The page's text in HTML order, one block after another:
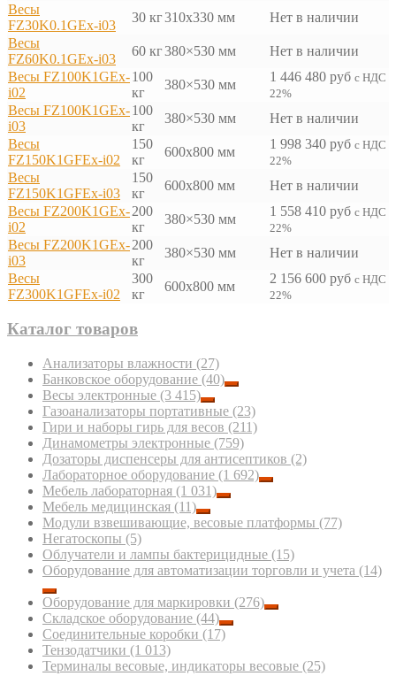
Весы
FZ30K0.1GEx-i03
30 кг310х330 мм
Нет в наличии
Весы
FZ60K0.1GEx-i03
60 кг380×530 мм
Нет в наличии
Весы FZ100K1GEx-
i02
100
кг
380×530 мм
1 446 480 руб с НДС
22%
Весы FZ100K1GEx-
i03
100
кг
380×530 мм
Нет в наличии
Весы
FZ150K1GFEx-i02
150
кг
600x800 мм
1 998 340 руб с НДС
22%
Весы
FZ150K1GFEx-i03
150
кг
600x800 мм
Нет в наличии
Весы FZ200K1GEx-
i02
200
кг
380×530 мм
1 558 410 руб с НДС
22%
Весы FZ200K1GEx-
i03
200
кг
380×530 мм
Нет в наличии
Весы
FZ300K1GFEx-i02
300
кг
600x800 мм
2 156 600 руб с НДС
22%
Каталог товаров
Анализаторы влажности (27)
Банковское оборудование (40)
Весы электронные (3 415)
Газоанализаторы портативные (23)
Гири и наборы гирь для весов (211)
Динамометры электронные (759)
Дозаторы диспенсеры для антисептиков (2)
Лабораторное оборудование (1 692)
Мебель лабораторная (1 031)
Мебель медицинская (11)
Модули взвешивающие, весовые платформы (77)
Негатоскопы (5)
Облучатели и лампы бактерицидные (15)
Оборудование для автоматизации торговли и учета (14)
Оборудование для маркировки (276)
Складское оборудование (44)
Соединительные коробки (17)
Тензодатчики (1 013)
Терминалы весовые, индикаторы весовые (25)